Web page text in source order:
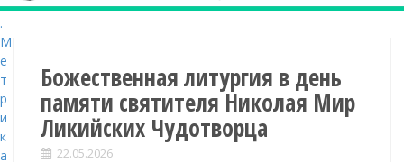
c
o
n
t
e
n
t
Божественная литургия в день
памяти святителя Николая Мир
Ликийских Чудотворца
22.05.2026